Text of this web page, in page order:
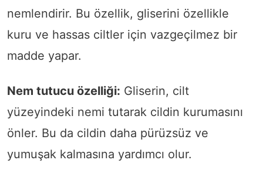
nemlendirir. Bu özellik, gliserini özellikle
kuru ve hassas ciltler için vazgeçilmez bir
madde yapar.
Nem tutucu özelliği: Gliserin, cilt
yüzeyindeki nemi tutarak cildin kurumasını
önler. Bu da cildin daha pürüzsüz ve
yumuşak kalmasına yardımcı olur.